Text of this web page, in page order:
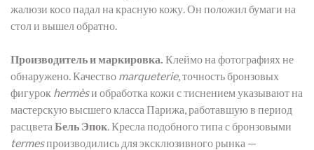
жалюзи косо падал на красную кожу. Он положил бумаги на
стол и вышел обратно.
Производитель и маркировка. Клеймо на фотографиях не
обнаружено. Качество marqueterie, точность бронзовых
фигурок hermèsи обработка кожи с тиснением указывают на
мастерскую высшего класса Парижа, работавшую в период
расцвета Бель Эпок. Кресла подобного типа с бронзовыми
termesпроизводились для эксклюзивного рынка —